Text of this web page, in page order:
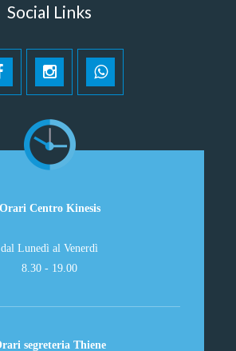
Social Links
Orari Centro Kinesis
dal Lunedì al Venerdì
8.30 - 19.00
segreteria Thiene